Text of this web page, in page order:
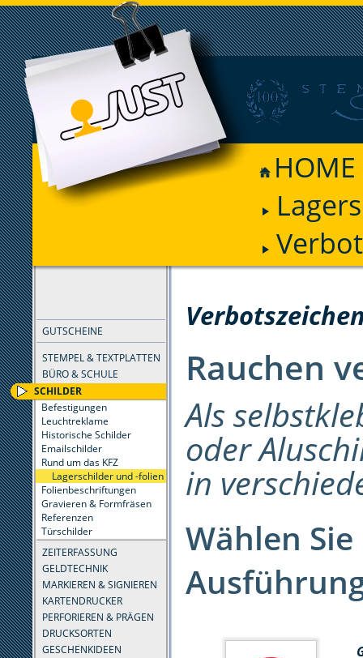
HOME
GUTSCHEINE
STEMPEL & TEXTPLATTEN
BÜRO & SCHULE
SCHILDER
Befestigungen
Leuchtreklame
Historische Schilder
Emailschilder
Rund um das KFZ
Lagerschilder und -folien
Folienbeschriftungen
Gravieren & Formfräsen
Referenzen
Türschilder
ZEITERFASSUNG
GELDTECHNIK
MARKIEREN & SIGNIEREN
KARTENDRUCKER
PERFORIEREN & PRÄGEN
DRUCKSORTEN
GESCHENKIDEEN
Rauchen
Als
oder
in
Wählen